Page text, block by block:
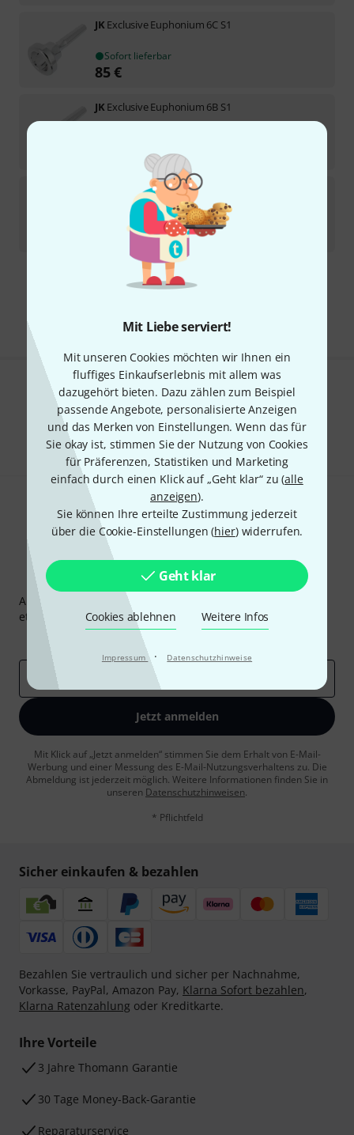
Mit Liebe serviert!
Mit unseren Cookies möchten wir Ihnen ein
fluffiges Einkaufserlebnis mit allem was
dazugehört bieten. Dazu zählen zum Beispiel
passende Angebote, personalisierte Anzeigen
und das Merken von Einstellungen. Wenn das für
Sie okay ist, stimmen Sie der Nutzung von Cookies
für Präferenzen, Statistiken und Marketing
einfach durch einen Klick auf „Geht klar“ zu (alle
anzeigen).
Sie können Ihre erteilte Zustimmung jederzeit
über die Cookie-Einstellungen (hier) widerrufen.
Geht klar
Cookies ablehnen Weitere Infos
Impressum · Datenschutzhinweise
JK Exclusive Euphonium 6C S1
Sofort lieferbar
85€
JK Exclusive Euphonium 6B S1
Euphonium 6AL M. Mülle B-Stock
Sofort lieferbar
Kostenloser Versand ab 29 €
Gefällt Ihnen, was Sie sehen?
Teilen Hilfe & Feedback
Thomann Newsletter
Abonniere den Thomann Newsletter und gewinne mit
etwas Glück einen von50 Gutscheinenüber jeweils
Inspirierende Beiträge
Jetzt anmelden
Mit Klick auf „Jetzt anmelden“ stimmen Sie dem Erhalt von E-Mail-
Werbung und einer Messung des E-Mail-Nutzungsverhaltens zu. Die
Abmeldung ist jederzeit möglich. Weitere Informationen finden Sie in
unseren Datenschutzhinweisen.
* Pflichtfeld
Sicher einkaufen & bezahlen
Bezahlen Sie vertraulich und sicher per Nachnahme,
Vorkasse, PayPal, Amazon Pay, Klarna Sofort bezahlen,
Klarna Ratenzahlung oder Kreditkarte.
Ihre Vorteile
3 Jahre Thomann Garantie
30 Tage Money-Back-Garantie
Reparaturservice